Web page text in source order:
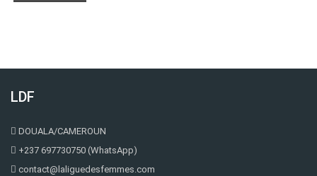
LDF
DOUALA/CAMEROUN
+237 697730750 (WhatsApp)
contact@laliguedesfemmes.com